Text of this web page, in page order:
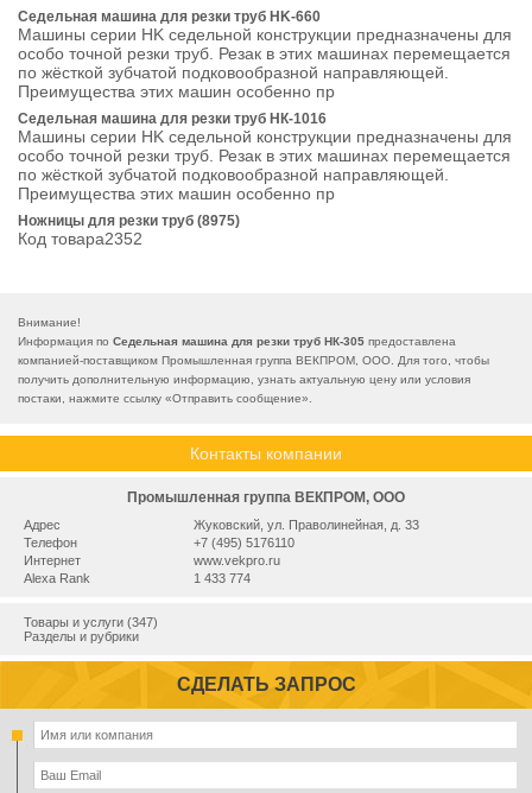
Седельная машина для резки труб HK-660
Машины серии HK седельной конструкции предназначены для
особо точной резки труб. Резак в этих машинах перемещается
по жёсткой зубчатой подковообразной направляющей.
Преимущества этих машин особенно пр
Седельная машина для резки труб НК-1016
Машины серии HK седельной конструкции предназначены для
особо точной резки труб. Резак в этих машинах перемещается
по жёсткой зубчатой подковообразной направляющей.
Преимущества этих машин особенно пр
Ножницы для резки труб (8975)
Код товара2352
Внимание!
Информация по Седельная машина для резки труб НК-305 предоставлена
компанией-поставщиком Промышленная группа ВЕКПРОМ, ООО. Для того, чтобы
получить дополнительную информацию, узнать актуальную цену или условия
постаки, нажмите ссылку «Отправить сообщение».
Контакты компании
Промышленная группа ВЕКПРОМ, ООО
Адрес
Жуковский, ул. Праволинейная, д. 33
Телефон
+7 (495) 5176110
Интернет
www.vekpro.ru
Alexa Rank
1 433 774
Товары и услуги (347)
Разделы и рубрики
СДЕЛАТЬ ЗАПРОС